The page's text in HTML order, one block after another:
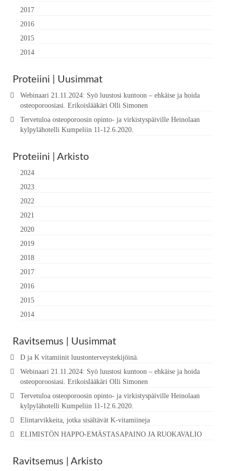
2017
2016
2015
2014
Proteiini | Uusimmat
Webinaari 21.11.2024: Syö luustosi kuntoon – ehkäise ja hoida
osteoporoosiasi. Erikoislääkäri Olli Simonen
Tervetuloa osteoporoosin opinto- ja virkistyspäiville Heinolaan
kylpylähotelli Kumpeliin 11-12.6.2020.
Proteiini | Arkisto
2024
2023
2022
2021
2020
2019
2018
2017
2016
2015
2014
Ravitsemus | Uusimmat
D ja K vitamiinit luustonterveystekijöinä.
Webinaari 21.11.2024: Syö luustosi kuntoon – ehkäise ja hoida
osteoporoosiasi. Erikoislääkäri Olli Simonen
Tervetuloa osteoporoosin opinto- ja virkistyspäiville Heinolaan
kylpylähotelli Kumpeliin 11-12.6.2020.
Elintarvikkeita, jotka sisältävät K-vitamiineja
ELIMISTÖN HAPPO-EMÄSTASAPAINO JA RUOKAVALIO
Ravitsemus | Arkisto